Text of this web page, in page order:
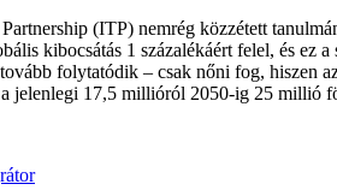
(ITP) nemrég közzétett
kibocsátás 1 százalékáért felel, és ez a
folytatódik – csak nőni fog, hiszen
a jelenlegi 17,5 millióról 2050-ig 25 millió